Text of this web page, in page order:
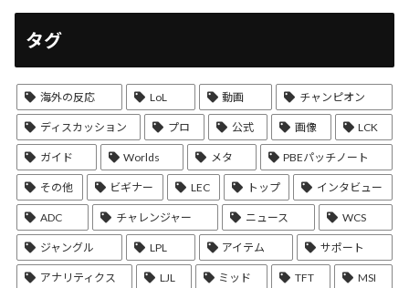
タグ
海外の反応 LoL 動画 チャンピオン
ディスカッション プロ 公式 画像 LCK
ガイド Worlds メタ PBEパッチノート
その他 ビギナー LEC トップ インタビュー
ADC チャレンジャー ニュース WCS
ジャングル LPL アイテム サポート
アナリティクス LJL ミッド TFT MSI